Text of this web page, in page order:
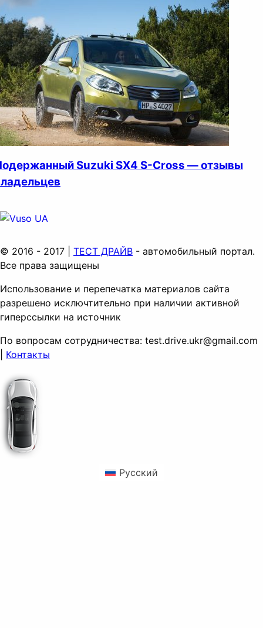
Suzuki SX4 S-Cross — отзывы
© 2016 - 2017 | ТЕСТ ДРАЙВ - автомобильный портал.
Все права защищены
Использование и перепечатка материалов сайта
разрешено исключтительно при наличии активной
гиперссылки на источник
По вопросам сотрудничества: test.drive.ukr@gmail.com
Контакты
Русский